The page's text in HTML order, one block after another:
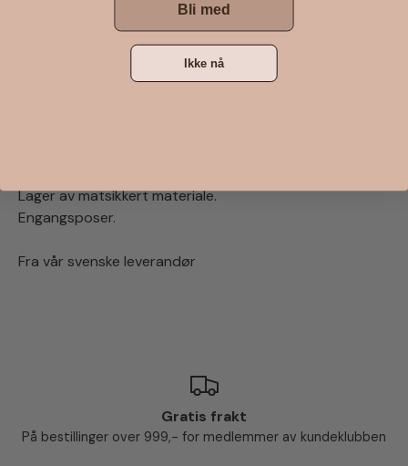
Lager av matsikkert materiale.
Engangsposer.
Fra vår svenske leverandør
Gratis frakt
På bestillinger over 999,- for medlemmer av kundeklubben
Bli med
Ikke nå